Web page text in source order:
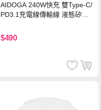
AIDOGA 240W快充 雙Type-C/
PD3.1充電線傳輸線 液態矽膠
機/平板/筆電
$490